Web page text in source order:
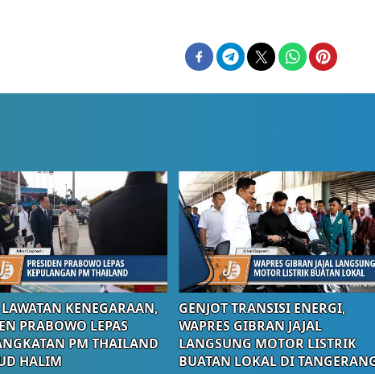
KENEGARAAN,
PRABOWO LEPAS
PM THAILAND
HALIM
GENJOT TRANSISI ENERGI,
WAPRES GIBRAN JAJAL
LANGSUNG MOTOR LISTRIK
BUATAN LOKAL DI